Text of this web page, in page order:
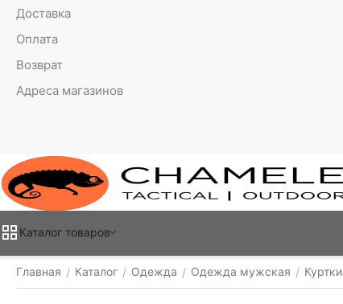
Доставка
Оплата
Возврат
Адреса магазинов
Каталог товаров
Главная / Каталог / Одежда / Одежда мужская / Куртки